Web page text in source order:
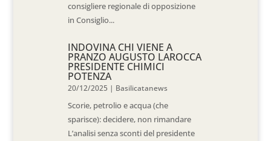
consigliere regionale di opposizione
in Consiglio...
INDOVINA CHI VIENE A
PRANZO AUGUSTO LAROCCA
PRESIDENTE CHIMICI
POTENZA
20/12/2025 | Basilicatanews
Scorie, petrolio e acqua (che
sparisce): decidere, non rimandare
L’analisi senza sconti del presidente